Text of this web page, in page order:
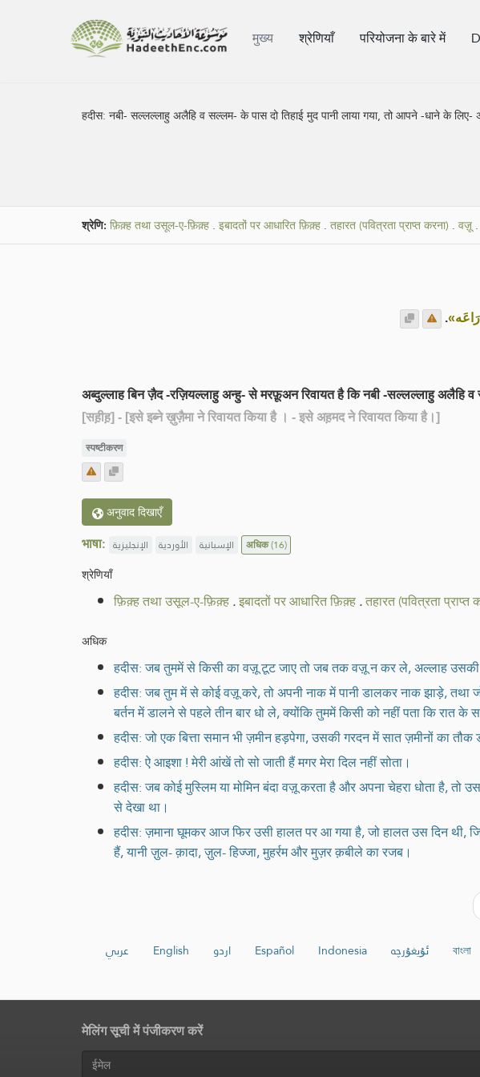
मुख्य श्रेणियाँ परियोजना के बारे में
हदीस:नबी- सल्लल्लाहु अलैहि व सल्लम- के पास दो तिहाई मुद पानी लाया गया, तो आपने -धाने के
श्रेणि: फ़िक़्ह तथा उसूल-ए-फ़िक़्ह . इबादतों पर आधारित फ़िक़्ह . तहारत (पवित्रता प्राप्त करना) . वज़ू.
.
अब्दुल्लाह बिन ज़ैद -रज़ियल्लाहु अन्हु- से मरफ़ूअन रिवायत है कि नबी -सल्लल्लाहु अलैहि
[सह़ीह़] - [इसे इब्ने ख़ुज़ैमा ने रिवायत किया है । - इसे अह़मद ने रिवायत किया है।]
स्पष्टीकरण
अनुवाद दिखाएँ
भाषा: الإنجليزية الأوردية الإسبانية अधिक(16)
श्रेणियाँ
फ़िक़्ह तथा उसूल-ए-फ़िक़्ह.इबादतों पर आधारित फ़िक़्ह.तहारत (पवित्रता प्राप्त
अधिक
हदीस: जब तुममें से किसी का वज़ू टूट जाए तो जब तक वज़ू न कर ले, अल्लाह उसकी
हदीस: जब तुम में से कोई वज़ू करे, तो अपनी नाक में पानी डालकर नाक झाड़े, तथा
बर्तन में डालने से पहले तीन बार धो ले, क्योंकि तुममें किसी को नहीं पता कि रात
हदीस: जो एक बित्ता समान भी ज़मीन हड़पेगा, उसकी गरदन में सात ज़मीनों का तौक
हदीस: ऐ आइशा ! मेरी आंखें तो सो जाती हैं मगर मेरा दिल नहीं सोता।
हदीस: जब कोई मुस्लिम या मोमिन बंदा वज़ू करता है और अपना चेहरा धोता है,
से देखा था।
हदीस: ज़माना घूमकर आज फिर उसी हालत पर आ गया है, जो हालत उस दिन थी,
हैं, यानी ज़ुल- क़ादा, ज़ुल- हिज्जा, मुहर्रम और मुज़र क़बीले का रजब।
عربي English اردو Español Indonesia ئۇيغۇرچە বাংলা
मेलिंग सूची में पंजीकरण करें